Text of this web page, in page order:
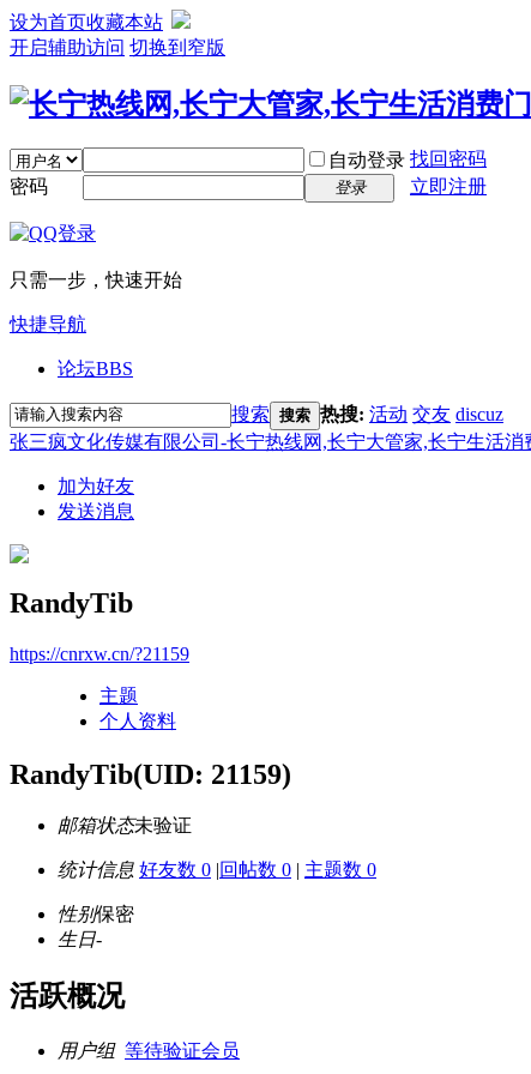
设为首页收藏本站
开启辅助访问 切换到窄版
自动登录 找回密码
密码
登录 立即注册
只需一步，快速开始
快捷导航
论坛BBS
搜索 搜索 热搜: 活动 交友 discuz
张三疯文化传媒有限公司-长宁热线网,长宁大管家,长宁生活消
加为好友
发送消息
RandyTib
https://cnrxw.cn/?21159
主题
个人资料
RandyTib(UID: 21159)
邮箱状态未验证
统计信息 好友数 0 |回帖数 0 | 主题数 0
性别保密
生日-
活跃概况
用户组 等待验证会员